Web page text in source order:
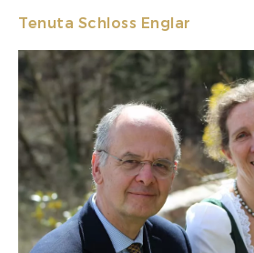
Tenuta Schloss Englar